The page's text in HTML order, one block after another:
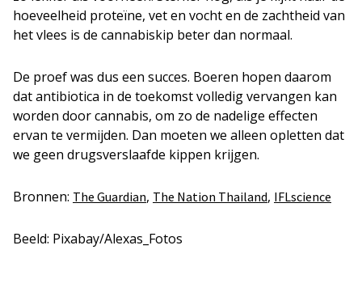
hoeveelheid proteïne, vet en vocht en de zachtheid van
het vlees is de cannabiskip beter dan normaal.
De proef was dus een succes. Boeren hopen daarom
dat antibiotica in de toekomst volledig vervangen kan
worden door cannabis, om zo de nadelige effecten
ervan te vermijden. Dan moeten we alleen opletten dat
we geen drugsverslaafde kippen krijgen.
Bronnen: The Guardian, The Nation Thailand, IFLscience
Beeld: Pixabay/Alexas_Fotos